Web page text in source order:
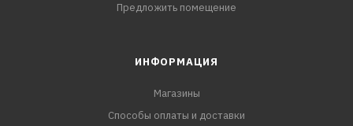
Предложить помещение
ИНФОРМАЦИЯ
Магазины
Способы оплаты и доставки